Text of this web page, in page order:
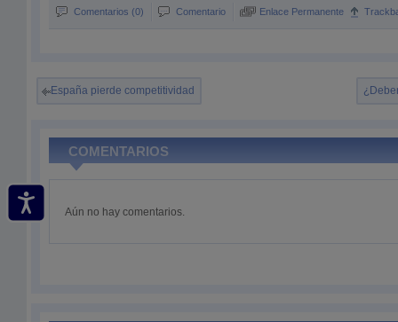
Comentarios (0) Comentario Enlace Permanente
España pierde competitividad
COMENTARIOS
Aún no hay comentarios.